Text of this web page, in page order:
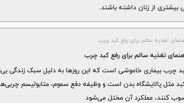
از زنان داشته باشند.
تغذیه سالم برای رفع کبد چرب
تغذیه سالم برای رفع کبد چرب
چرب بیماری خاموشی است که این روزها به دلیل سبک زندگی
مثل پالایشگاه بدن است و وظیفه دفع سموم، متابولیسم
کنند، عملکرد آن مختل می‌شود